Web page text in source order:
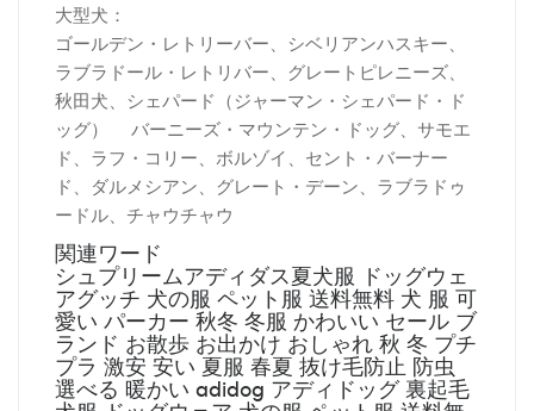
大型犬：
ゴールデン・レトリーバー、シベリアンハスキー、
ラブラドール・レトリバー、グレートピレニーズ、
秋田犬、シェパード（ジャーマン・シェパード・ド
ッグ） バーニーズ・マウンテン・ドッグ、サモエ
ド、ラフ・コリー、ボルゾイ、セント・バーナー
ド、ダルメシアン、グレート・デーン、ラブラドゥ
ードル、チャウチャウ
関連ワード
シュプリームアディダス夏犬服 ドッグウェ
アグッチ 犬の服 ペット服 送料無料 犬 服 可
愛い パーカー 秋冬 冬服 かわいい セール ブ
ランド お散歩 お出かけ おしゃれ 秋 冬 プチ
プラ 激安 安い 夏服 春夏 抜け毛防止 防虫
選べる 暖かい adidog アディドッグ 裏起毛